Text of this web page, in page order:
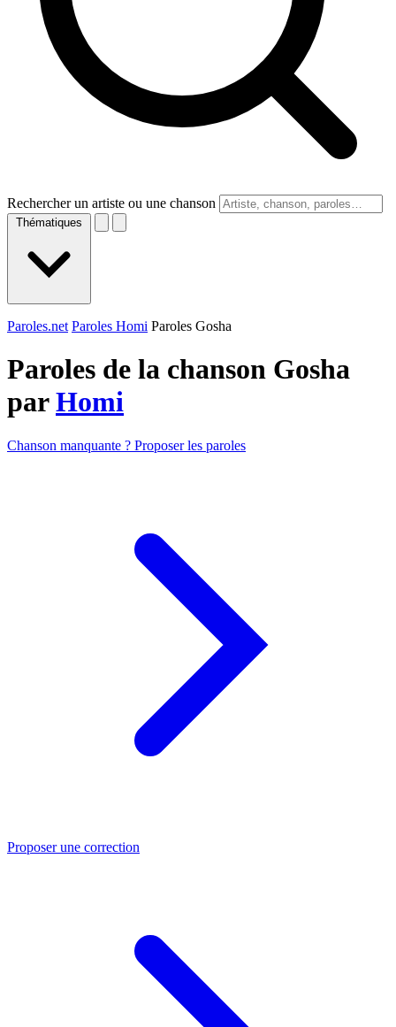
Rechercher un artiste ou une chanson
Thématiques
Paroles.net Paroles Homi Paroles Gosha
Paroles de la chanson Gosha
parHomi
Chanson manquante ? Proposer les paroles
Proposer une correction